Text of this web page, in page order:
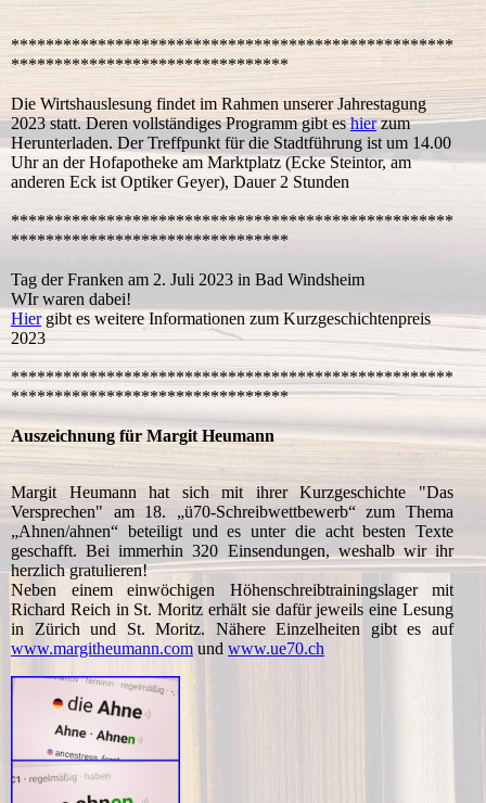
***************************************************
********************************
Die Wirtshauslesung findet im Rahmen unserer Jahrestagung
2023 statt. Deren vollständiges Programm gibt eshierzum
Herunterladen. Der Treffpunkt für die Stadtführung ist um 14.00
Uhr an der Hofapotheke am Marktplatz (Ecke Steintor, am
anderen Eck ist Optiker Geyer), Dauer 2 Stunden
***************************************************
********************************
Tag der Franken am 2. Juli 2023 in Bad Windsheim
WIr waren dabei!
Hiergibt es weitere Informationen zum Kurzgeschichtenpreis
2023
***************************************************
********************************
Auszeichnung für Margit Heumann
Margit Heumann hat sich mit ihrer Kurzgeschichte "Das
Versprechen" am 18. „ü70-Schreibwettbewerb“ zum Thema
„Ahnen/ahnen“ beteiligt und es unter die acht besten Texte
geschafft. Bei immerhin 320 Einsendungen, weshalb wir ihr
herzlich gratulieren!
Neben einem einwöchigen Höhenschreibtrainingslager mit
Richard Reich in St. Moritz erhält sie dafür jeweils eine Lesung
in Zürich und St. Moritz. Nähere Einzelheiten gibt es auf
www.margitheumann.com und www.ue70.ch